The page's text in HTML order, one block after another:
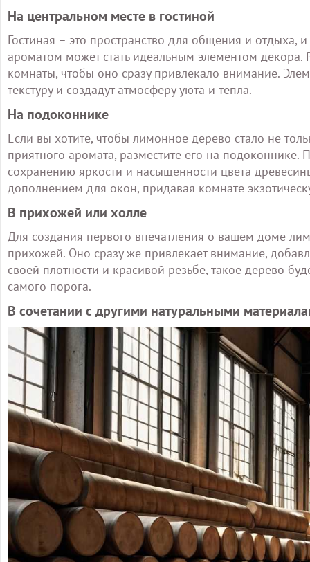
На центральном месте в гостиной
Гостиная – это пространство для общения и
ароматом может стать идеальным элементом декора.
комнаты, чтобы оно сразу привлекало внимание.
текстуру и создадут атмосферу уюта и тепла.
На подоконнике
Если вы хотите, чтобы лимонное дерево стало не
приятного аромата, разместите его на подоконнике.
сохранению яркости и насыщенности цвета
дополнением для окон, придавая комнате
В прихожей или холле
Для создания первого впечатления о вашем доме
прихожей. Оно сразу же привлекает внимание,
своей плотности и красивой резьбе, такое дерево
самого порога.
В сочетании с другими натуральными